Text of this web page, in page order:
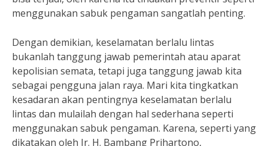
menggunakan sabuk pengaman sangatlah penting.
Dengan demikian, keselamatan berlalu lintas
bukanlah tanggung jawab pemerintah atau aparat
kepolisian semata, tetapi juga tanggung jawab kita
sebagai pengguna jalan raya. Mari kita tingkatkan
kesadaran akan pentingnya keselamatan berlalu
lintas dan mulailah dengan hal sederhana seperti
menggunakan sabuk pengaman. Karena, seperti yang
dikatakan oleh Ir. H. Bambang Prihartono,